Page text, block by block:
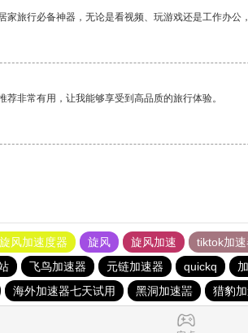
家旅行必备神器，无论是看视频、玩游戏还是工作办公
荐非常有用，让我能够享受到高品质的旅行体验。
旋风加速度器 旋风 旋风加速 tiktok加速
飞鸟加速器 元链加速器 quickq
海外加速器七天试用 黑洞加速噐 猎豹